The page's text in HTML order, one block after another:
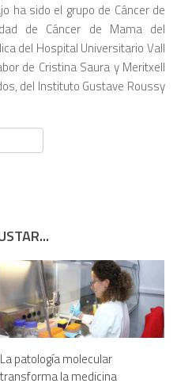
ha sido el grupo de Cáncer de
de Cáncer de Mama del
del Hospital Universitario Vall
de Cristina Saura y Meritxell
del Instituto Gustave Roussy
La patología molecular
transforma la medicina